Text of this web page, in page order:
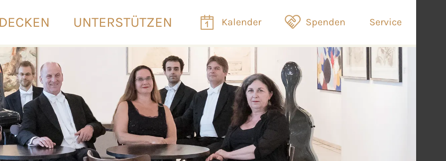
UNTERSTÜTZEN Kalender Spenden Service